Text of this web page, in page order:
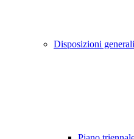
Disposizioni generali